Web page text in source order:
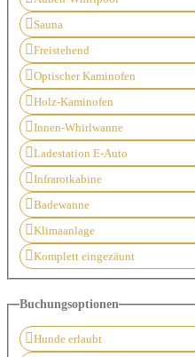
Sauna
Freistehend
Optischer Kaminofen
Holz-Kaminofen
Innen-Whirlwanne
Ladestation E-Auto
Infrarotkabine
Badewanne
Klimaanlage
Komplett eingezäunt
Buchungsoptionen
Hunde erlaubt